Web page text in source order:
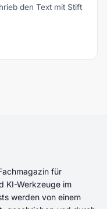
den Text mit Stift
für
KI-Werkzeuge im
werden von einem